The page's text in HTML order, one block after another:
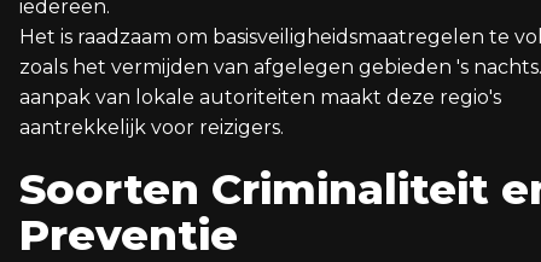
iedereen.
Het is raadzaam om basisveiligheidsmaatregelen te
zoals het vermijden van afgelegen gebieden 's
aanpak van lokale autoriteiten maakt deze regio's
aantrekkelijk voor reizigers.
Soorten Criminaliteit
Preventie